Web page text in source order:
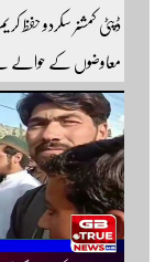
ڈپٹی کمشنر سکردو حفظ
معاوضوں کے حوالے
افضل روندو